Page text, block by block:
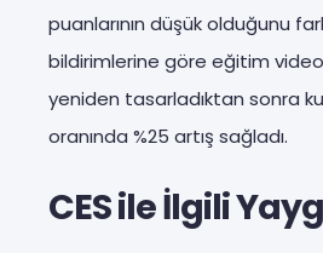
puanlarının düşük olduğunu
bildirimlerine göre eğitim
yeniden tasarladıktan sonra
oranında %25 artış sağladı.
CES ile İlgili